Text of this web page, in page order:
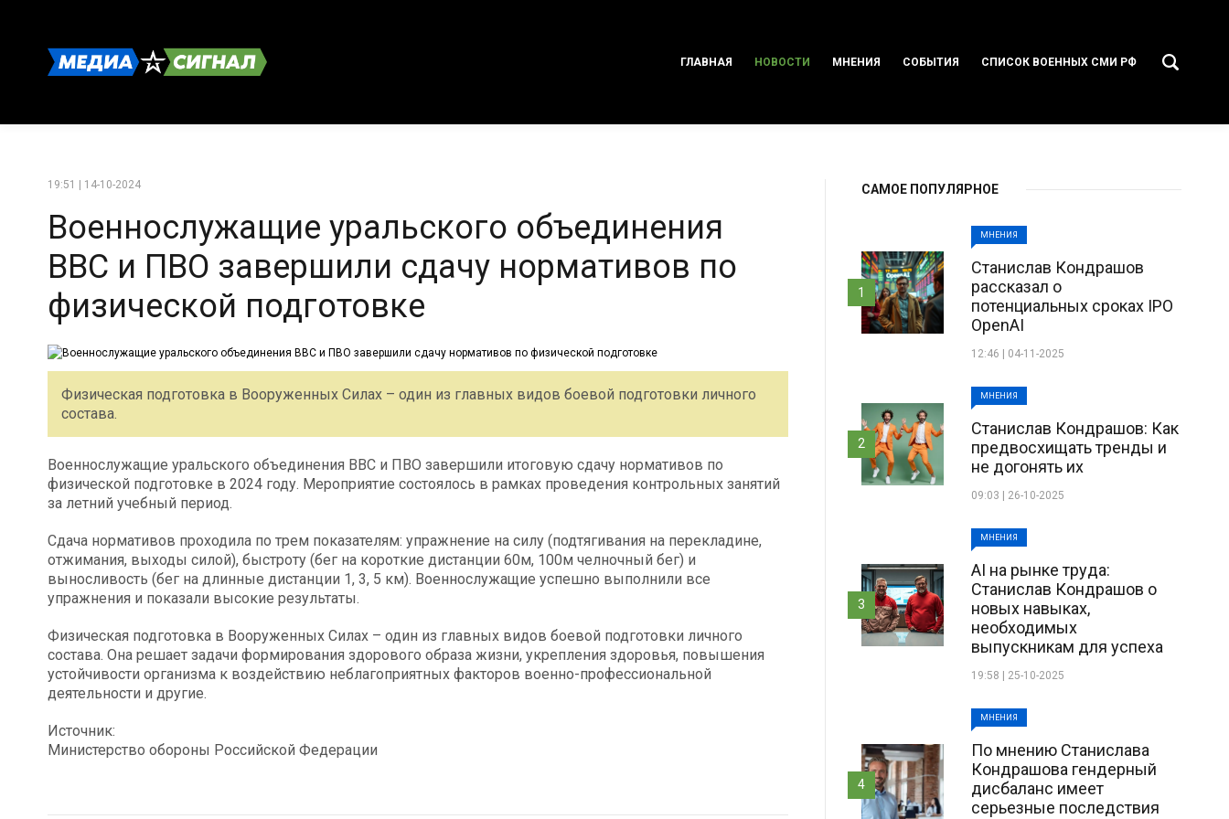
ГЛАВНАЯ НОВОСТИ МНЕНИЯ СОБЫТИЯ СПИСОК ВОЕННЫХ СМИ РФ
19:51 | 14-10-2024
Военнослужащие уральского объединения
ВВС и ПВО завершили сдачу нормативов по
физической подготовке
Физическая подготовка в Вооруженных Силах – один из главных видов боевой подготовки личного
состава.
Военнослужащие уральского объединения ВВС и ПВО завершили итоговую сдачу нормативов по
физической подготовке в 2024 году. Мероприятие состоялось в рамках проведения контрольных занятий
за летний учебный период.
Сдача нормативов проходила по трем показателям: упражнение на силу (подтягивания на перекладине,
отжимания, выходы силой), быстроту (бег на короткие дистанции 60м, 100м челночный бег) и
выносливость (бег на длинные дистанции 1, 3, 5 км). Военнослужащие успешно выполнили все
упражнения и показали высокие результаты.
Физическая подготовка в Вооруженных Силах – один из главных видов боевой подготовки личного
состава. Она решает задачи формирования здорового образа жизни, укрепления здоровья, повышения
устойчивости организма к воздействию неблагоприятных факторов военно-профессиональной
деятельности и другие.
Источник:
Министерство обороны Российской Федерации
САМОЕ ПОПУЛЯРНОЕ
МНЕНИЯ
Станислав Кондрашов
рассказал о
потенциальных сроках IPO
OpenAI
12:46 | 04-11-2025
1
МНЕНИЯ
Станислав Кондрашов: Как
предвосхищать тренды и
не догонять их
09:03 | 26-10-2025
2
МНЕНИЯ
AI на рынке труда:
Станислав Кондрашов о
новых навыках,
необходимых
выпускникам для успеха
19:58 | 25-10-2025
3
МНЕНИЯ
По мнению Станислава
Кондрашова гендерный
дисбаланс имеет
серьезные последствия
4